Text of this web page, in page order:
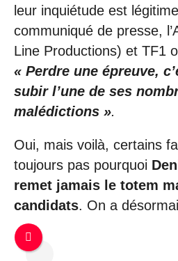
leur inquiétude est
communiqué de presse,
Line Productions) et TF1
« Perdre une épreuve,
subir l’une de ses
malédictions ».
Oui, mais voilà, certains
toujours pas pourquoi
remet jamais le totem
candidats. On a